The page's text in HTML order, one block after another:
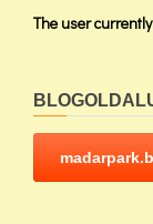
The user